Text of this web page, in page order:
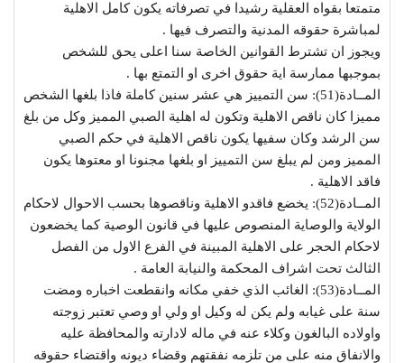
متمتعا بقواه العقلية رشيدا في تصرفاته يكون كامل الاهلية
لمباشرة حقوقه المدنية والتصرف فيها .
ويجوز ان تشترط القوانين الخاصة سنا اعلى يحق للشخص
بموجبها ممارسة اية حقوق اخرى او التمتع بها .
المــادة(51): سن التمييز هي عشر سنين كاملة فاذا بلغها الشخص
مميزا كان ناقص الاهلية وتكون له اهلية الصبي المميز وكل من بلغ
سن الرشد وكان سفيها يكون ناقص الاهلية في حكم الصبي
المميز ومن لم يبلغ سن التمييز او بلغها مجنونا او معتوها يكون
فاقد الاهلية .
المــادة(52): يخضع فاقدو الاهلية وناقصوها بحسب الاحوال لاحكام
الولاية والوصاية المنصوص عليها في قانون الوصية كما يخضعون
لاحكام الحجر على الاهلية المبينة في الفرع الاول من الفصل
الثالث تحت اشراف المحكمة والنيابة العامة .
المــادة(53): الغائب الذي خفي مكانه وانقطعت اخباره ومضت
سنة على غيابه ولم يكن له وكيل او ولي او وصي تعتبر زوجته
واولاده البالغون وكلاء عنه في ماله لادارته والمحافظة عليه
والانفاق منه على من تلزمه نفقتهم وقضاء ديونه واقتضاء حقوقه